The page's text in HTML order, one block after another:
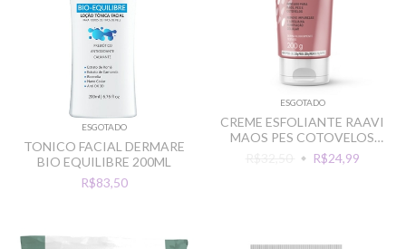
ESGOTADO
TONICO FACIAL DERMARE
BIO EQUILIBRE 200ML
R$83,50
ESGOTADO
CREME ESFOLIANTE RAAVI
MAOS PES COTOVELOS
ARROZ 200G
R$32,50 R$24,99